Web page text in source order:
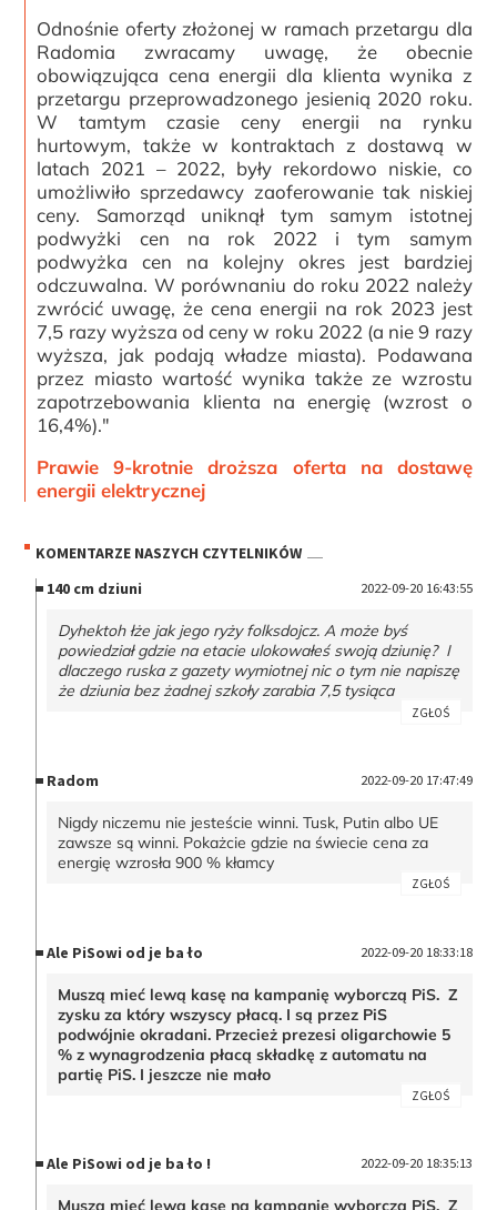
Odnośnie oferty złożonej w ramach przetargu dla
Radomia zwracamy uwagę, że obecnie
obowiązująca cena energii dla klienta wynika z
przetargu przeprowadzonego jesienią 2020 roku.
W tamtym czasie ceny energii na rynku
hurtowym, także w kontraktach z dostawą w
latach 2021 – 2022, były rekordowo niskie, co
umożliwiło sprzedawcy zaoferowanie tak niskiej
ceny. Samorząd uniknął tym samym istotnej
podwyżki cen na rok 2022 i tym samym
podwyżka cen na kolejny okres jest bardziej
odczuwalna. W porównaniu do roku 2022 należy
zwrócić uwagę, że cena energii na rok 2023 jest
7,5 razy wyższa od ceny w roku 2022 (a nie 9 razy
wyższa, jak podają władze miasta). Podawana
przez miasto wartość wynika także ze wzrostu
zapotrzebowania klienta na energię (wzrost o
16,4%)."
Prawie 9-krotnie droższa oferta na dostawę
energii elektrycznej
KOMENTARZE NASZYCH CZYTELNIKÓW
140 cm dziuni
2022-09-20 16:43:55
Dyhektoh łże jak jego ryży folksdojcz. A może byś
powiedział gdzie na etacie ulokowałeś swoją dziunię? I
dlaczego ruska z gazety wymiotnej nic o tym nie napiszę
że dziunia bez żadnej szkoły zarabia 7,5 tysiąca
ZGŁOŚ
Radom 2022-09-20 17:47:49
Nigdy niczemu nie jesteście winni. Tusk, Putin albo UE
zawsze są winni. Pokażcie gdzie na świecie cena za
energię wzrosła 900 % kłamcy
ZGŁOŚ
Ale PiSowi od je ba ło 2022-09-20 18:33:18
Muszą mieć lewą kasę na kampanię wyborczą PiS. Z
zysku za który wszyscy płacą. I są przez PiS
podwójnie okradani. Przecież prezesi oligarchowie 5
% z wynagrodzenia płacą składkę z automatu na
partię PiS. I jeszcze nie mało
ZGŁOŚ
Ale PiSowi od je ba ło ! 2022-09-20 18:35:13
Muszą mieć lewą kasę na kampanię wyborczą PiS. Z